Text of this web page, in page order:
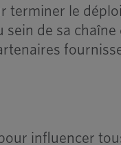
terminer le
sein de sa
influencer